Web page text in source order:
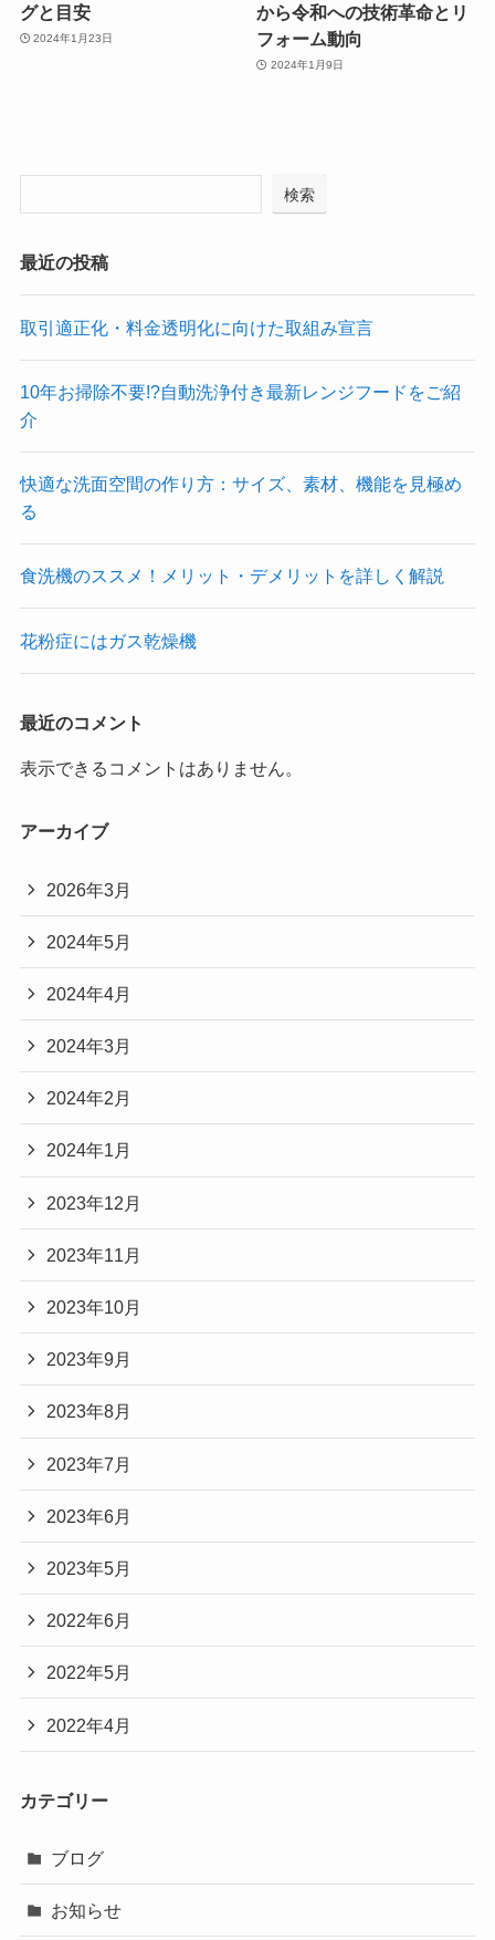
グと目安
2024年1月23日
から令和への技術革命とリ
フォーム動向
2024年1月9日
検索
最近の投稿
取引適正化・料金透明化に向けた取組み宣言
10年お掃除不要!?自動洗浄付き最新レンジフードをご紹
介
快適な洗面空間の作り方：サイズ、素材、機能を見極め
る
食洗機のススメ！メリット・デメリットを詳しく解説
花粉症にはガス乾燥機
最近のコメント
表示できるコメントはありません。
アーカイブ
2026年3月
2024年5月
2024年4月
2024年3月
2024年2月
2024年1月
2023年12月
2023年11月
2023年10月
2023年9月
2023年8月
2023年7月
2023年6月
2023年5月
2022年6月
2022年5月
2022年4月
カテゴリー
ブログ
お知らせ